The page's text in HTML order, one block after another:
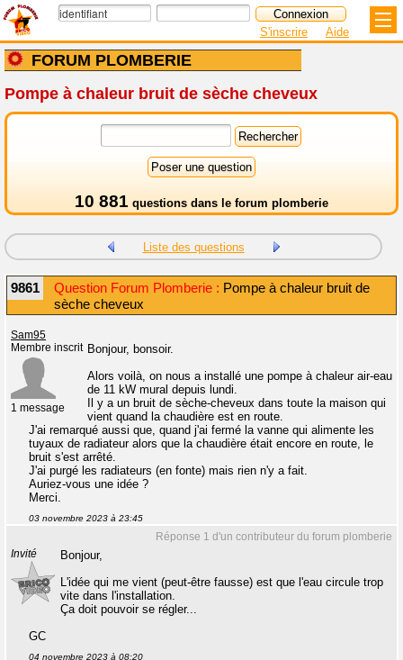
FORUM PLOMBERIE
S'inscrire Aide
Pompe à chaleur bruit de sèche cheveux
10 881 questions dans le forum plomberie
Liste des questions
9861 Question Forum Plomberie : Pompe à chaleur bruit de
sèche cheveux
Sam95
Membre inscrit
1 message
Bonjour, bonsoir.
Alors voilà, on nous a installé une pompe à chaleur air-eau
de 11 kW mural depuis lundi.
Il y a un bruit de sèche-cheveux dans toute la maison qui
vient quand la chaudière est en route.
J'ai remarqué aussi que, quand j'ai fermé la vanne qui alimente les
tuyaux de radiateur alors que la chaudière était encore en route, le
bruit s'est arrêté.
J'ai purgé les radiateurs (en fonte) mais rien n'y a fait.
Auriez-vous une idée ?
Merci.
03 novembre 2023 à 23:45
Réponse 1 d'un contributeur du forum plomberie
Invité
Bonjour,
L'idée qui me vient (peut-être fausse) est que l'eau circule trop
vite dans l'installation.
Ça doit pouvoir se régler...
GC
04 novembre 2023 à 08:20